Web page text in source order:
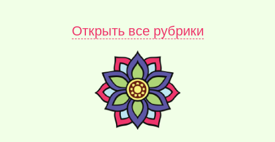
Открыть все рубрики